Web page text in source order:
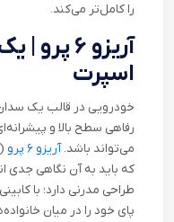
را کامل‌تر می‌کند.
آریزو ۶
اسپرت
خودرویی در قالب یک سدان
رفاهی سطح بالا و
می‌تواند باشد.آریزو ۶ پرو
که باید به آن نگاهی جدی
طراحی مدرنی دارد؛ با
پای خود را در میان